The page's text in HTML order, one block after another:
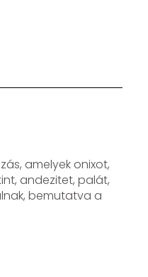
amelyek onixot,
andezitet, palát,
bemutatva a